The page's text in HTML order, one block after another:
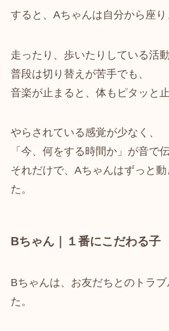
すると、Aちゃんは自分から座り
走ったり、歩いたりしている活
普段は切り替えが苦手でも、
音楽が止まると、体もピタッと止
やらされている感覚が少なく、
「今、何をする時間か」が音で伝
それだけで、Aちゃんはずっと
た。
Bちゃん｜１番にこだわる子
Bちゃんは、お友だちとのトラ
た。